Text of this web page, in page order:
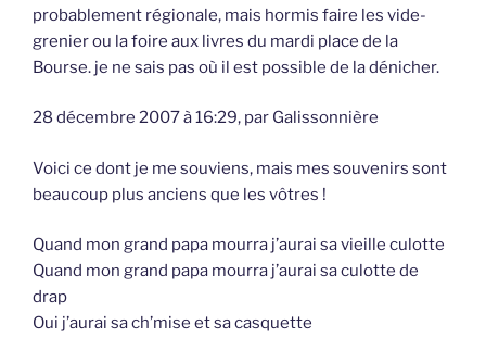
probablement régionale, mais hormis faire les vide-
grenier ou la foire aux livres du mardi place de la
Bourse. je ne sais pas où il est possible de la dénicher.
28 décembre 2007 à 16:29, par Galissonnière
Voici ce dont je me souviens, mais mes souvenirs sont
beaucoup plus anciens que les vôtres !
Quand mon grand papa mourra j’aurai sa vieille culotte
Quand mon grand papa mourra j’aurai sa culotte de
drap
Oui j’aurai sa ch’mise et sa casquette